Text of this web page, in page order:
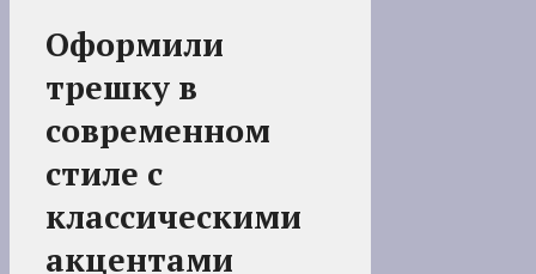
Оформили
трешку в
современном
стиле с
классическими
акцентами